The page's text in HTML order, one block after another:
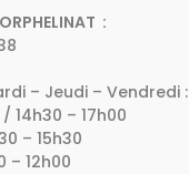
:
– Jeudi – Vendredi :
14h30 – 17h00
– 15h30
– 12h00